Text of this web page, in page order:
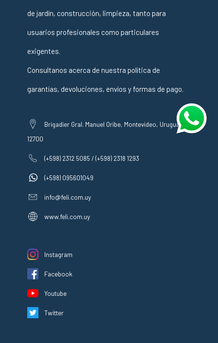
de jardín, construcción, limpieza, tanto para
usuarios profesionales como particulares
exigentes.
Consultanos acerca de nuestra política de
garantías, devoluciones, envíos y formas de pago.
Brigadier Gral. Manuel Oribe, Montevideo, Uruguay
12700
(+598) 2312 5085 / (+598) 2318 1293
(+598) 095601049
info@feli.com.uy
www.feli.com.uy
Instagram
Facebook
Youtube
Twitter